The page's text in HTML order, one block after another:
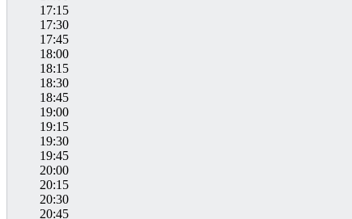
17:15
17:30
17:45
18:00
18:15
18:30
18:45
19:00
19:15
19:30
19:45
20:00
20:15
20:30
20:45